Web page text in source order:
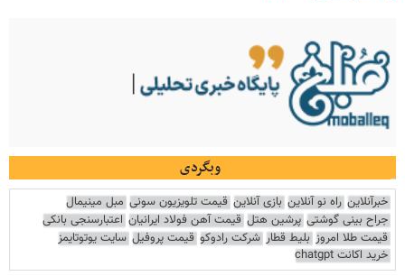
وبگردی
خبرآنلاین راه نو آنلاین بازی آنلاین قیمت تلویزیون سونی مبل مینیمال
جراح بینی گوشتی پرشین هتل قیمت آهن فولاد ایرانیان اعتبارسنجی بانکی
قیمت طلا امروز بلیط قطار شرکت رادوکو قیمت پروفیل سایت یوتوتایمز
خرید اکانت chatgpt